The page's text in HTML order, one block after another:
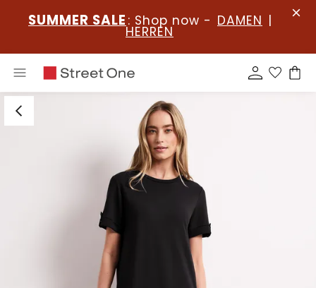
SUMMER SALE : Shop now - DAMEN |
HERREN